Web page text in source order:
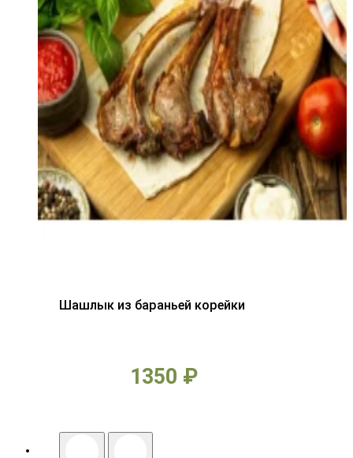
Шашлык из бараньей корейки
1350 ₽